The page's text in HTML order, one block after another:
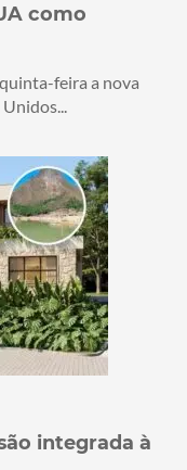
como
feira a nova
integrada à